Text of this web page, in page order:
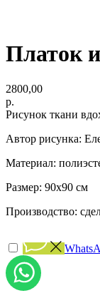
Платок
2800,00
р.
Рисунок ткани
Автор рисунка:
Материал:
Размер: 90x90 см
Производство: